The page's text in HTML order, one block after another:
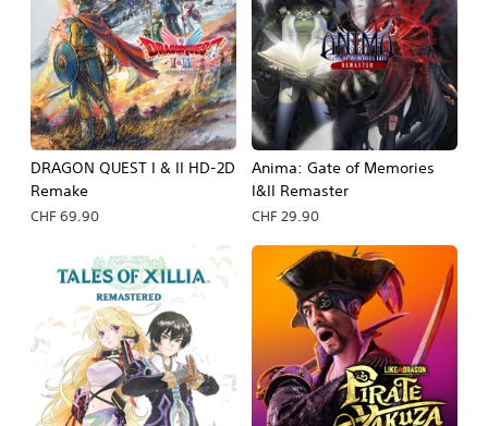
DRAGON QUEST I & II HD-2D
Remake
CHF 69.90
Anima: Gate of Memories
I&II Remaster
CHF 29.90